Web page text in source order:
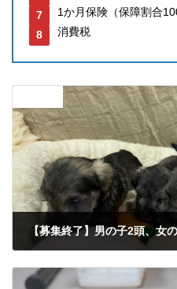
1か月保険（保障割合
消費税
【募集終了】男の子2頭、